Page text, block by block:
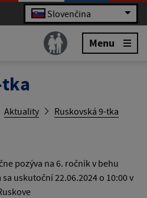
Slovenčina
Menu
Aktuality Ruskovská 9-tka
pozýva na 6. ročník v behu
uskutoční 22.06.2024 o 10:00 v